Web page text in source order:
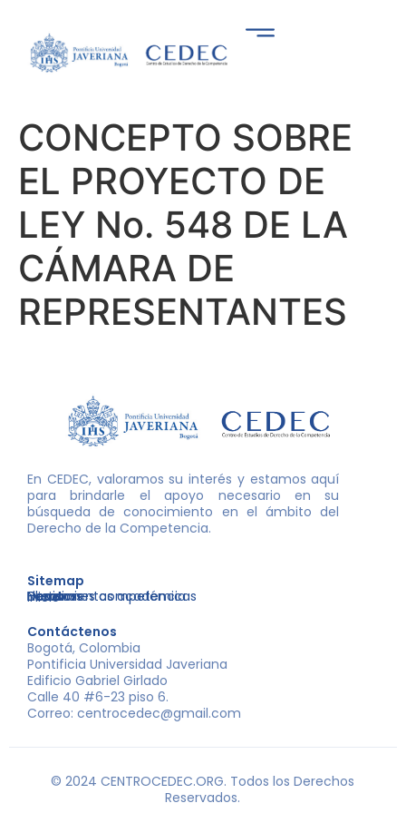
CONCEPTO SOBRE
EL PROYECTO DE
LEY No. 548 DE LA
CÁMARA DE
REPRESENTANTES
En CEDEC, valoramos su interés y estamos aquí
para brindarle el apoyo necesario en su
búsqueda de conocimiento en el ámbito del
Derecho de la Competencia.
Sitemap
Inicio
Nosotros
Libros
Decisiones competencia
Eventos
Herramientas académicas
Contáctenos
Bogotá, Colombia
Pontificia Universidad Javeriana
Edificio Gabriel Girlado
Calle 40 #6-23 piso 6.
Correo: centrocedec@gmail.com
© 2024 CENTROCEDEC.ORG. Todos los Derechos
Reservados.